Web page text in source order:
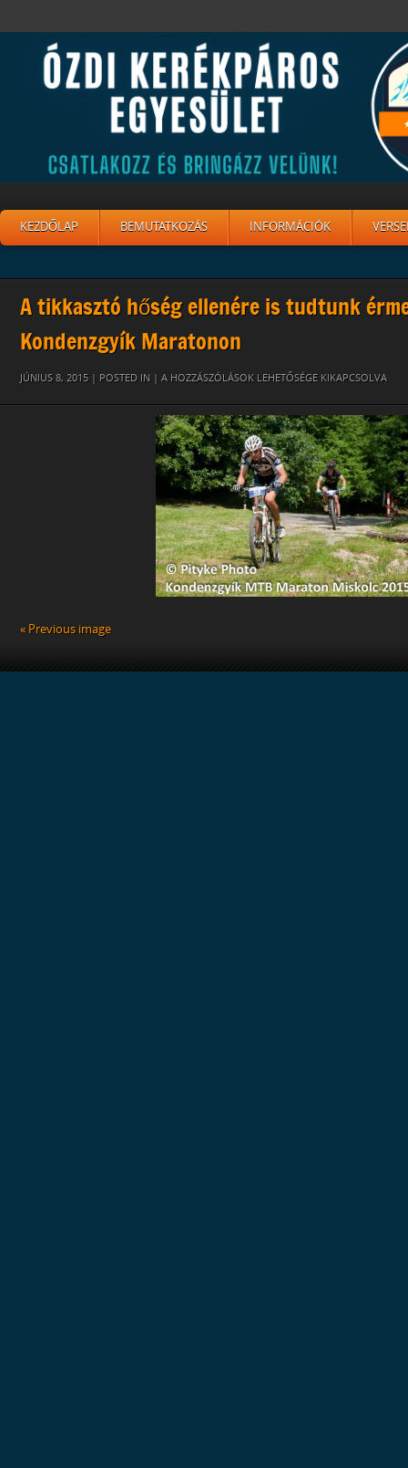
KEZDŐLAP BEMUTATKOZÁS INFORMÁCIÓK
A tikkasztó hőség ellenére is tudtunk
Kondenzgyík Maratonon
JÚNIUS 8, 2015 | POSTED IN | 1455928_892390054140728_1424896598695372240_N
A HOZZÁSZÓLÁSOK LEHETŐSÉGE KIKAPCSOLVA
« Previous image